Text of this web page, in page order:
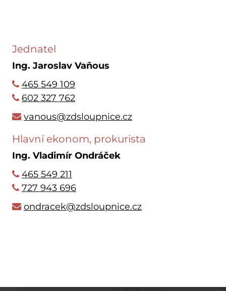
Jednatel
Ing. Jaroslav Vaňous
465 549 109
602 327 762
vanous@zdsloupnice.cz
Hlavní ekonom, prokurista
Ing. Vladimír Ondráček
465 549 211
727 943 696
ondracek@zdsloupnice.cz